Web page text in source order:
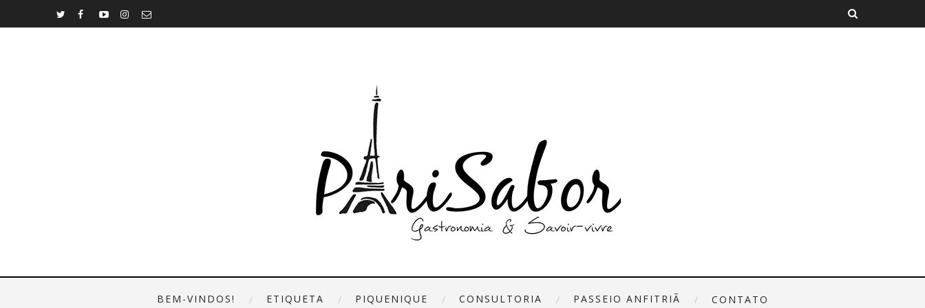
BEM-VINDOS! ETIQUETA PIQUENIQUE CONSULTORIA PASSEIO ANFITRIÃ CONTATO